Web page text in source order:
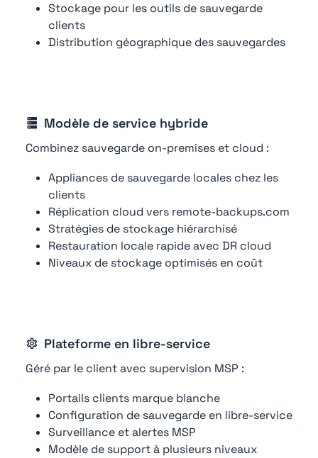
Stockage pour les outils de sauvegarde
clients
Distribution géographique des sauvegardes
Modèle de service hybride
Combinez sauvegarde on-premises et cloud :
Appliances de sauvegarde locales chez les
clients
Réplication cloud vers remote-backups.com
Stratégies de stockage hiérarchisé
Restauration locale rapide avec DR cloud
Niveaux de stockage optimisés en coût
Plateforme en libre-service
Géré par le client avec supervision MSP :
Portails clients marque blanche
Configuration de sauvegarde en libre-service
Surveillance et alertes MSP
Modèle de support à plusieurs niveaux